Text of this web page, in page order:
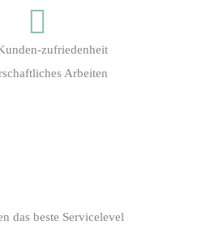
zufriedenheit
Arbeiten
das beste Servicelevel